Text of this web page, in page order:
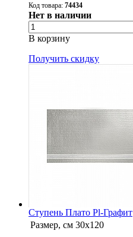
Код товара: 74434
Нет в наличии
В корзину
Получить скидку
Ступень Плато Pl-Графит
Размер, см 30x120